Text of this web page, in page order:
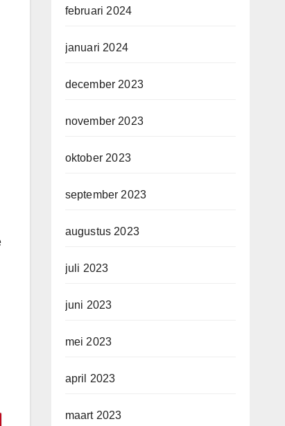
februari 2024
januari 2024
december 2023
november 2023
oktober 2023
september 2023
augustus 2023
juli 2023
juni 2023
mei 2023
april 2023
maart 2023